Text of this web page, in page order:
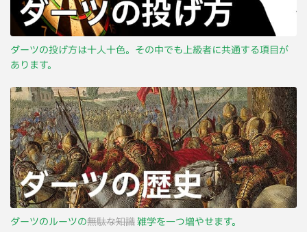
ダーツの投げ方は十人十色。その中でも上級者に共通する項目が
あります。
ダーツのルーツの無駄な知識雑学を一つ増やせます。